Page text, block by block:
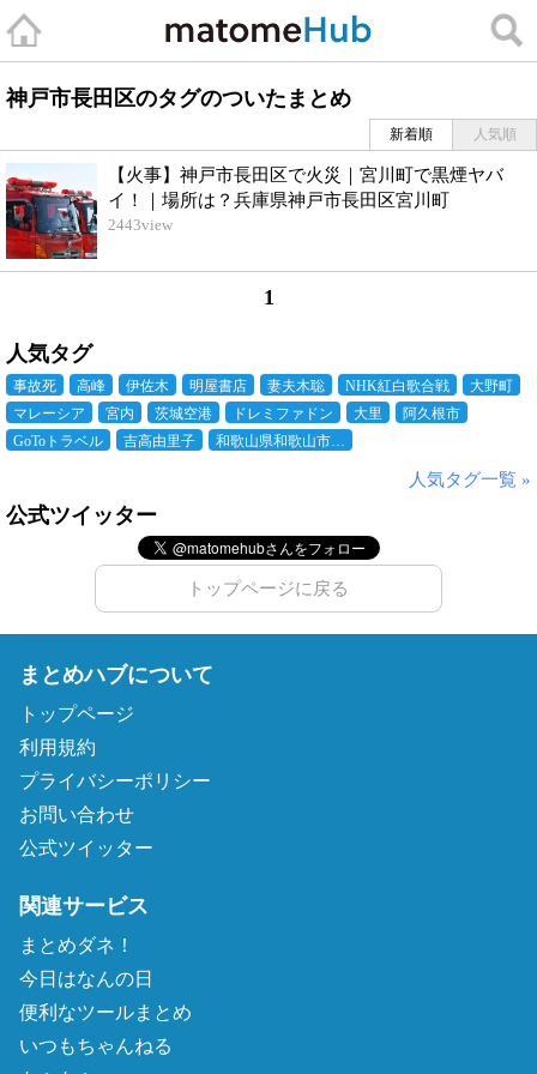
神戸市長田区のタグのついたまとめ
新着順 人気順
【火事】神戸市長田区で火災｜宮川町で黒煙ヤバ
イ！｜場所は？兵庫県神戸市長田区宮川町
2443view
1
人気タグ
事故死 高峰 伊佐木 明屋書店 妻夫木聡 NHK紅白歌合戦
大野町
マレーシア
宮内 茨城空港 ドレミファドン 大里
阿久根市
GoToトラベル
吉高由里子 和歌山県和歌山市…
人気タグ一覧 »
公式ツイッター
トップページに戻る
まとめハブについて
トップページ
利用規約
プライバシーポリシー
お問い合わせ
公式ツイッター
関連サービス
まとめダネ！
今日はなんの日
便利なツールまとめ
いつもちゃんねる